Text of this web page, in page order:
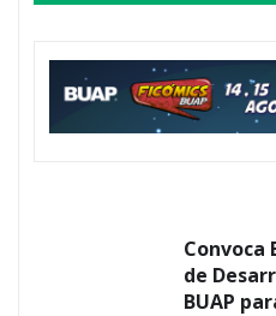
Convoca
de
BUAP